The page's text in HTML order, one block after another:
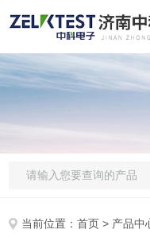
当前位置：首页 > 产品中